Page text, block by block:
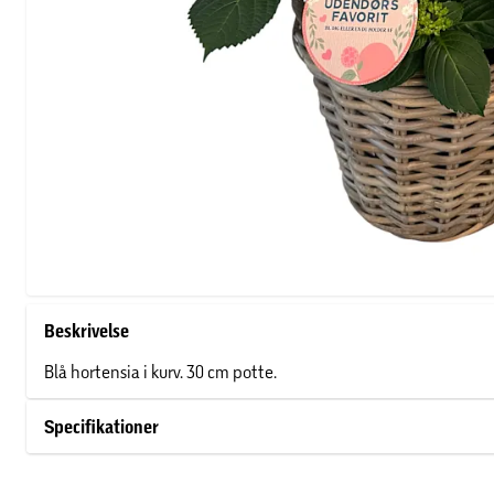
Beskrivelse
Blå hortensia i kurv. 30 cm potte.
Specifikationer